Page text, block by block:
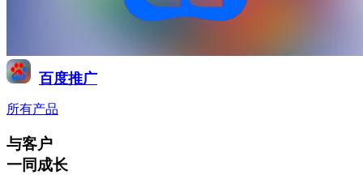
百度推广
所有产品
与客户
一同成长